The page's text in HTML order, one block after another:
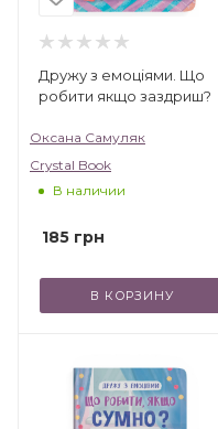
Дружу з емоціями. Що
робити якщо заздриш?
Оксана Самуляк
Crystal Book
В наличии
185 грн
В КОРЗИНУ